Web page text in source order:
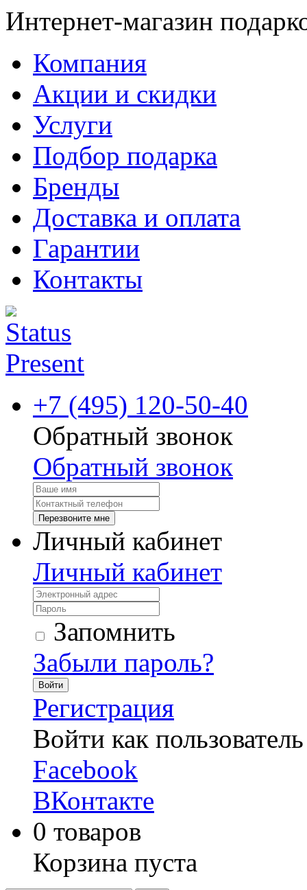
Интернет-магазин
Компания
Акции и скидки
Услуги
Подбор подарка
Бренды
Доставка и оплата
Гарантии
Контакты
+7 (495) 120-50-40
Обратный звонок
Обратный звонок
Перезвоните мне
Личный кабинет
Личный кабинет
Запомнить
Забыли пароль?
Войти
Регистрация
Войти как пользователь
Facebook
ВКонтакте
0 товаров
Корзина пуста